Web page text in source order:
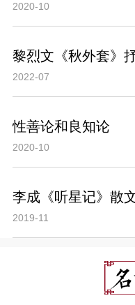
2020-10
黎烈文《秋外套》
2022-07
性善论和良知论
2020-10
李成《听星记》散
2019-11